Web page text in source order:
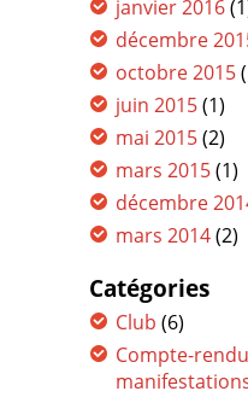
janvier 2016
décembre
octobre 2015
juin 2015(1)
mai 2015(2)
mars 2015(1)
décembre
mars 2014(2)
Catégories
Club (6)
Compte-